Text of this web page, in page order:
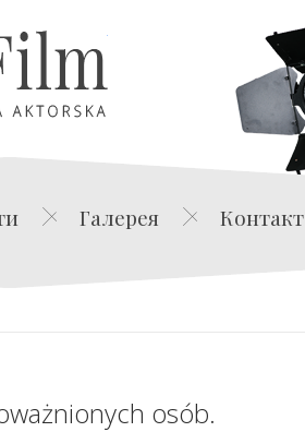
Edwin Film Agencja Aktorska
Галерея Контакт
osób.